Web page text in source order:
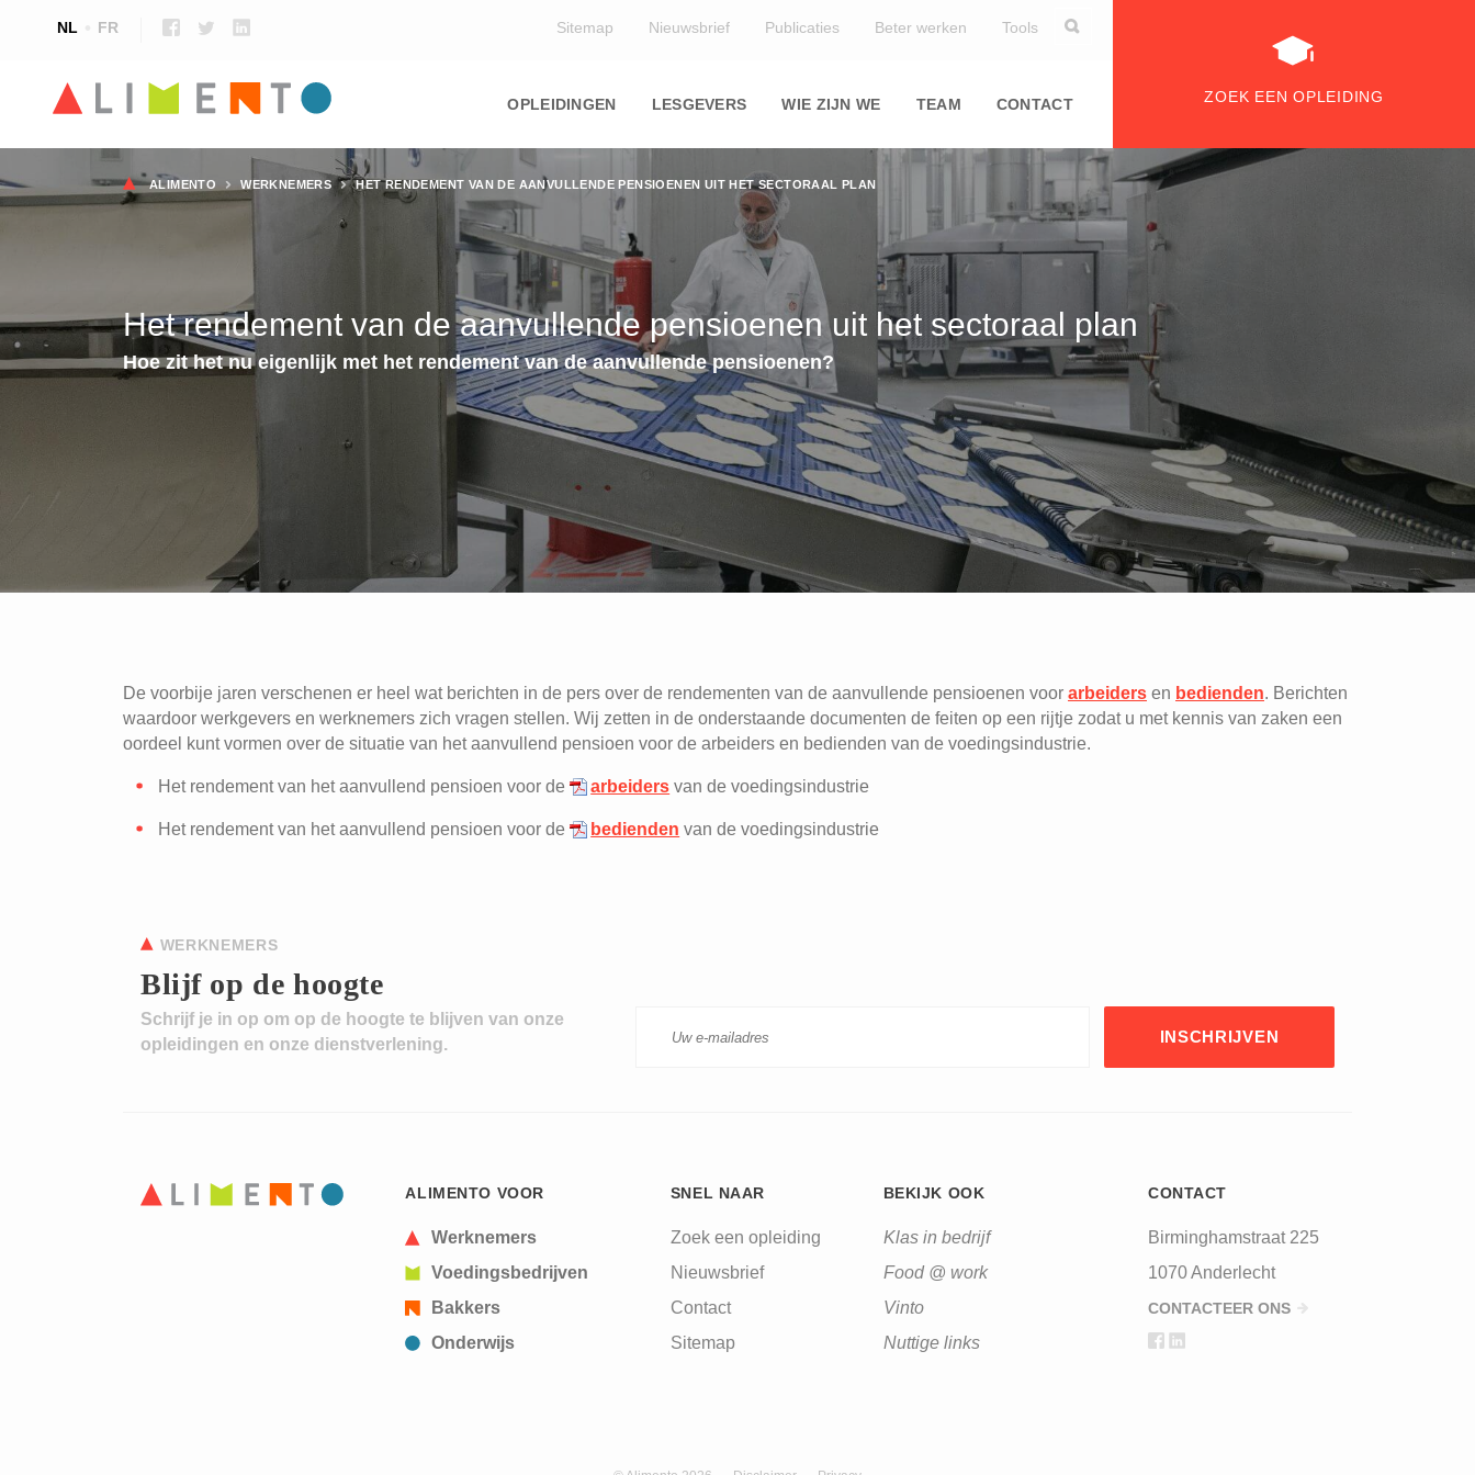
NL FR Sitemap Nieuwsbrief Publicaties Beter werken Tools
navigation
OPLEIDINGEN LESGEVERS WIE ZIJN WE TEAM CONTACT ZOEK EEN OPLEIDING
Kruimelpad
ALIMENTO WERKNEMERS HET RENDEMENT VAN DE AANVULLENDE PENSIOENEN UIT HET SECTORAAL PLAN
Het rendement van de aanvullende pensioenen uit het sectoraal plan
Hoe zit het nu eigenlijk met het rendement van de aanvullende pensioenen?
De voorbije jaren verschenen er heel wat berichten in de pers over de rendementen van de aanvullende pensioenen voor arbeiders en bedienden. Berichten
waardoor werkgevers en werknemers zich vragen stellen. Wij zetten in de onderstaande documenten de feiten op een rijtje zodat u met kennis van zaken een
oordeel kunt vormen over de situatie van het aanvullend pensioen voor de arbeiders en bedienden van de voedingsindustrie.
Het rendement van het aanvullend pensioen voor de arbeiders van de voedingsindustrie
Het rendement van het aanvullend pensioen voor de bedienden van de voedingsindustrie
Blijf op de hoogte
WERKNEMERS
Schrijf je in op om op de hoogte te blijven van onze
opleidingen en onze dienstverlening.
ALIMENTO VOOR
Werknemers
Voedingsbedrijven
Bakkers
Onderwijs
SNEL NAAR
Zoek een opleiding
Nieuwsbrief
Contact
Sitemap
BEKIJK OOK
Klas in bedrijf
Food @ work
Vinto
Nuttige links
CONTACT
Birminghamstraat 225
1070 Anderlecht
CONTACTEER ONS